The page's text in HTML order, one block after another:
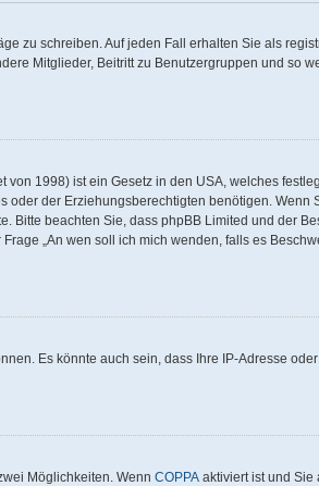
zu schreiben. Auf jeden Fall erhalten Sie als
Mitglieder, Beitritt zu Benutzergruppen und so
von 1998) ist ein Gesetz in den USA, welches
der Erziehungsberechtigten benötigen. Wenn
Bitte beachten Sie, dass phpBB Limited und der
„An wen soll ich mich wenden, falls es
Es könnte auch sein, dass Ihre IP-Adresse
Möglichkeiten. Wenn COPPA aktiviert ist und Sie